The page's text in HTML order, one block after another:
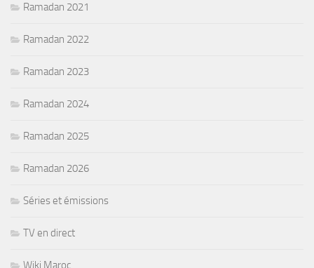
Ramadan 2021
Ramadan 2022
Ramadan 2023
Ramadan 2024
Ramadan 2025
Ramadan 2026
Séries et émissions
TV en direct
Wiki Maroc